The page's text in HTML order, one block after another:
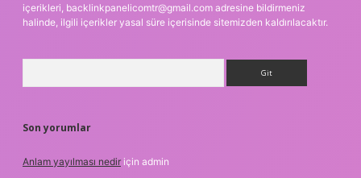
içerikleri, backlinkpanelicomtr@gmail.com adresine bildirmeniz
halinde, ilgili içerikler yasal süre içerisinde sitemizden kaldırılacaktır.
Son yorumlar
Anlam yayılması nedir için admin